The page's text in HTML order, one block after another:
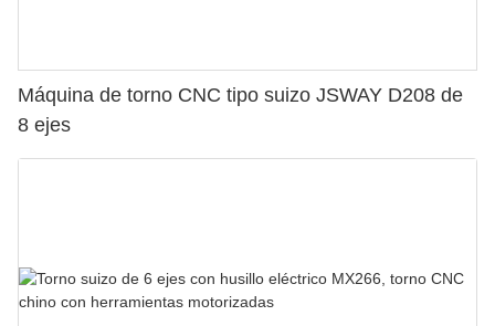
Máquina de torno CNC tipo suizo JSWAY D208 de
8 ejes